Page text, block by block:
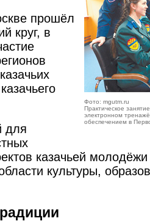
Фото: mgutm.ru
Практическое
электронном
обеспечением в
прошёл
круг, в
для
казачьей
культуры,